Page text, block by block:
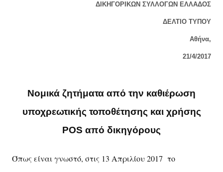
ΔΙΚΗΓΟΡΙΚΩΝ ΣΥΛΛΟΓΩΝ ΕΛΛΑΔΟΣ
ΔΕΛΤΙΟ ΤΥΠΟΥ
Αθήνα,
21/4/2017
Νομικά ζητήματα από την καθιέρωση
υποχρεωτικής τοποθέτησης και χρήσης
POS από δικηγόρους
Όπως είναι γνωστό, στις 13 Απριλίου 2017 το